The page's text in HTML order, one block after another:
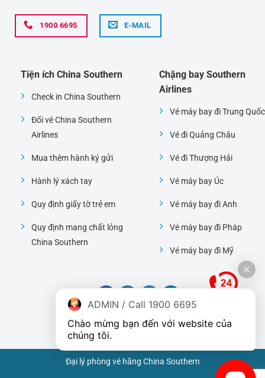
1900 6695 E-MAIL
Tiện ích China Southern
Check in China Southern
Đổi vé China Southern
Airlines
Mua thêm hành ký gửi
Hành lý xách tay
Quy định giấy tờ trẻ em
Quy định mang chất lỏng
China Southern
Chặng bay Southern
Airlines
Vé máy bay đi Trung Quốc
Vé đi Quảng Châu
Vé đi Thượng Hải
Vé máy bay Úc
Vé máy bay đi Anh
Vé máy bay đi Pháp
Vé máy bay đi Mỹ
Đại lý phòng vé hãng China Southern
ADMIN / Call 1900 6695
Chào mừng bạn đến với website của
chúng tôi.